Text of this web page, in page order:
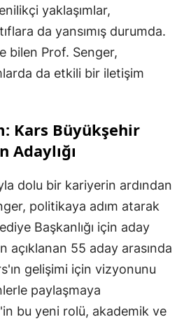
yaklaşımlar,
da yansımış durumda.
bilen Prof. Senger,
da etkili bir iletişim
Kars Büyükşehir
Adaylığı
dolu bir kariyerin ardından
politikaya adım atarak
Başkanlığı için aday
açıklanan 55 aday arasında
gelişimi için vizyonunu
paylaşmaya
bu yeni rolü, akademik ve